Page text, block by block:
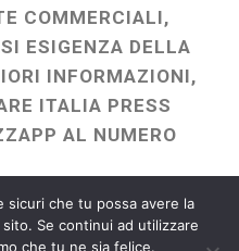
COMMERCIALI,
ESIGENZA DELLA
INFORMAZIONI,
ITALIA PRESS
AL NUMERO
GENTILE
sicuri che tu possa avere la
Se continui ad utilizzare
che tu ne sia felice.